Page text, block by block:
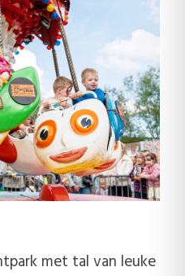
met tal van leuke